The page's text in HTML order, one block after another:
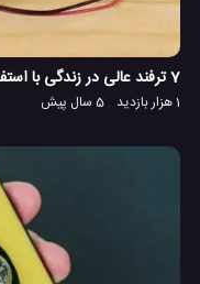
7 ترفند عالی در زندگی با استفاده از گوشی های هوشمند
1 هزار بازدید 5 سال پیش